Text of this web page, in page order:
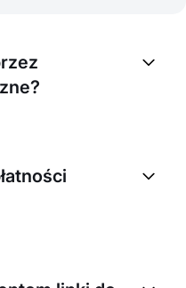
szyfrowania i
dostawcami